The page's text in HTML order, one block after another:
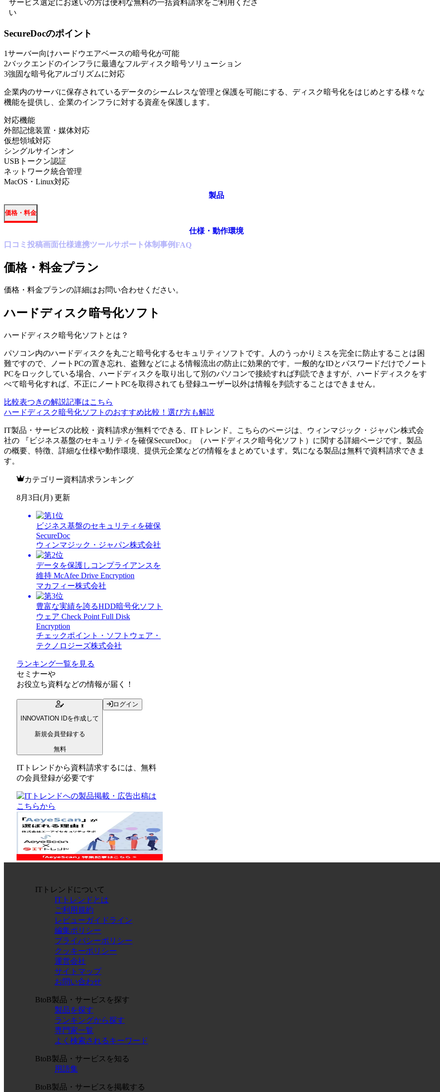
サービス選定にお迷いの方は便利な無料の一括資料請求をご利用くださ
い
SecureDocのポイント
1サーバー向けハードウエアベースの暗号化が可能
2バックエンドのインフラに最適なフルディスク暗号ソリューション
3強固な暗号化アルゴリズムに対応
企業内のサーバに保存されているデータのシームレスな管理と保護を可能にする、ディスク暗号化をはじめとする様々な
機能を提供し、企業のインフラに対する資産を保護します。
対応機能
外部記憶装置・媒体対応
仮想領域対応
シングルサインオン
USBトークン認証
ネットワーク統合管理
MacOS・Linux対応
製品
価格・料金
仕様・動作環境
口コミ 投稿画面仕様連携ツールサポート体制 事例FAQ
価格・料金プラン
価格・料金プランの詳細はお問い合わせください。
ハードディスク暗号化ソフト
ハードディスク暗号化ソフト とは？
パソコン内のハードディスクを丸ごと暗号化するセキュリティソフトです。人のうっかりミスを完全に防止することは困
難ですので、ノートPCの置き忘れ、盗難などによる情報流出の防止に効果的です。一般的なIDとパスワードだけでノート
PCをロックしている場合、ハードディスクを取り出して別のパソコンで接続すれば判読できますが、ハードディスクをす
べて暗号化すれば、不正にノートPCを取得されても登録ユーザー以外は情報を判読することはできません。
比較表つきの解説記事はこちら
ハードディスク暗号化ソフトのおすすめ比較！選び方も解説
IT製品・サービスの比較・資料請求が無料でできる、ITトレンド。こちらのページは、
ウィンマジック・ジャパン株式会
社の 『 ビジネス基盤のセキュリティを確保SecureDoc 』（ハードディスク暗号化ソフト ）に関する詳細ページです。製品
の概要、特徴、詳細な仕様や動作環境、提供元企業などの情報をまとめています。気になる製品は無料で資料請求できま
す。
カテゴリー資料請求ランキング
8月3日(月) 更新
ビジネス基盤のセキュリティを確保
SecureDoc
ウィンマジック・ジャパン株式会社
データを保護しコンプライアンスを
維持 McAfee Drive Encryption
マカフィー株式会社
豊富な実績を誇るHDD暗号化ソフト
ウェア Check Point Full Disk
Encryption
チェックポイント・ソフトウェア・
テクノロジーズ株式会社
ランキング一覧を見る
セミナーや
お役立ち資料などの情報が届く！
INNOVATION IDを作成して
新規会員登録する
無料
ログイン
ITトレンドから資料請求するには、無料
の会員登録が必要です
ITトレンドについて
ITトレンドとは
ご利用規約
レビューガイドライン
編集ポリシー
プライバシーポリシー
クッキーポリシー
運営会社
サイトマップ
お問い合わせ
BtoB製品・サービスを探す
製品を探す
ランキングから探す
専門家一覧
よく検索されるキーワード
BtoB製品・サービスを知る
用語集
BtoB製品・サービスを掲載する